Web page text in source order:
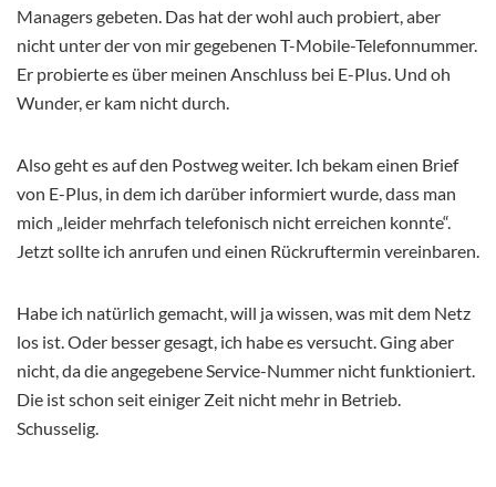
Managers gebeten. Das hat der wohl auch probiert, aber
nicht unter der von mir gegebenen T-Mobile-Telefonnummer.
Er probierte es über meinen Anschluss bei E-Plus. Und oh
Wunder, er kam nicht durch.
Also geht es auf den Postweg weiter. Ich bekam einen Brief
von E-Plus, in dem ich darüber informiert wurde, dass man
mich „leider mehrfach telefonisch nicht erreichen konnte“.
Jetzt sollte ich anrufen und einen Rückruftermin vereinbaren.
Habe ich natürlich gemacht, will ja wissen, was mit dem Netz
los ist. Oder besser gesagt, ich habe es versucht. Ging aber
nicht, da die angegebene Service-Nummer nicht funktioniert.
Die ist schon seit einiger Zeit nicht mehr in Betrieb.
Schusselig.